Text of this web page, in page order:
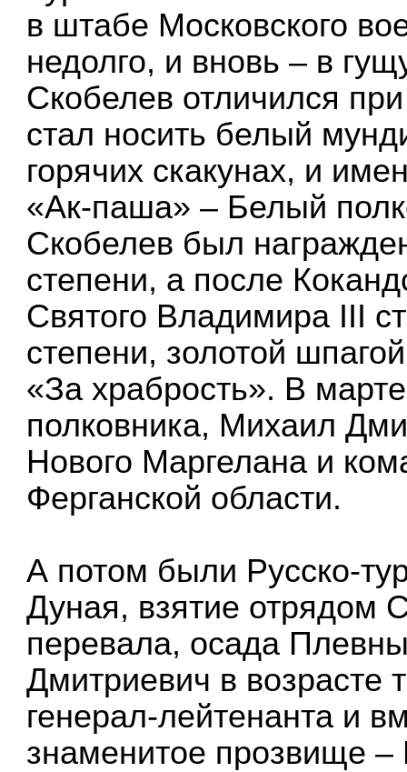
в штабе Московского
недолго, и вновь – в
Скобелев отличился
стал носить белый
горячих скакунах, и
«Ак-паша» – Белый
Скобелев был
степени, а после
Святого Владимира III
степени, золотой
«За храбрость». В
полковника, Михаил
Нового Маргелана и
Ферганской области.
А потом были Русско-
Дуная, взятие отрядом
перевала, осада
Дмитриевич в возрасте
генерал-лейтенанта и
знаменитое прозвище –